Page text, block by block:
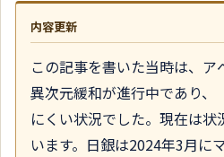
内容更新
この記事を書いた当時は、ア
異次元緩和が進行中であり、
にくい状況でした。現在は状
います。日銀は2024年3月に